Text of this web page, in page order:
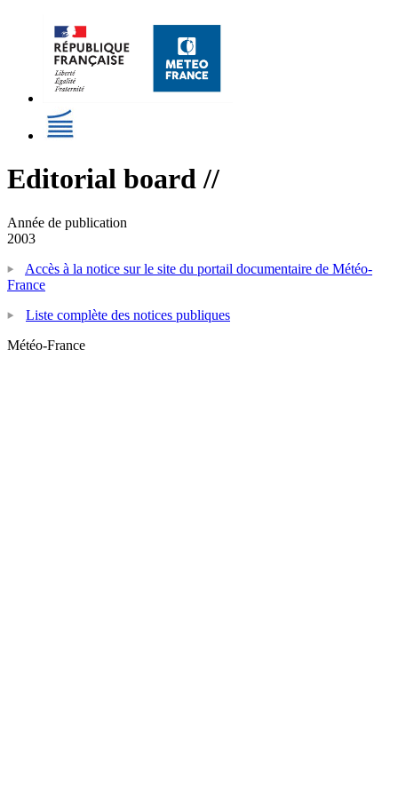
Editorial board //
Année de publication
2003
Accès à la notice sur le site du portail documentaire de Météo-
France
Liste complète des notices publiques
Météo-France